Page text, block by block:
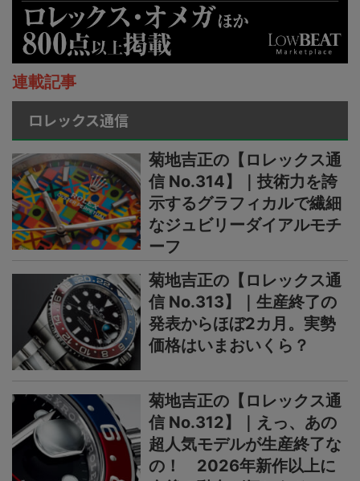
連載記事
ロレックス通信
菊地吉正の【ロレックス通
信 No.314】｜技術力を誇
示するグラフィカルで繊細
なジュビリーダイアルモチ
ーフ
菊地吉正の【ロレックス通
信 No.313】｜生産終了の
発表からほぼ2カ月。実勢
価格はいまおいくら？
菊地吉正の【ロレックス通
信 No.312】｜えっ、あの
超人気モデルが生産終了な
の！ 2026年新作以上に